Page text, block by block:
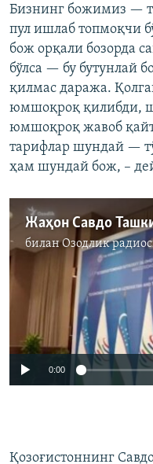
Бизнинг божимиз —
пул ишлаб топмоқчи
бож орқали бозорда
бўлса — бу бутунлай
қилмас даража.
юмшоқроқ қилибди,
юмшоқроқ жавоб
тарифлар шундай —
ҳам шундай бож, –
биланОзодлик
Айни дамда
0:00
Қозоғистоннинг